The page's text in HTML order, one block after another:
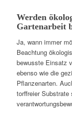
Werden
Gartenarbeit
Ja, wann immer
Beachtung
bewusste Einsatz
ebenso wie die
Pflanzenarten.
torffreier